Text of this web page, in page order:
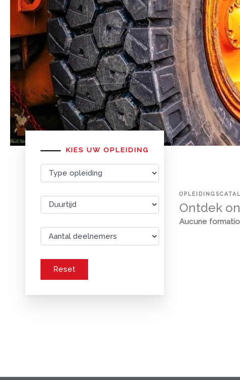
KIES UW OPLEIDING
Ontdek
Aucune